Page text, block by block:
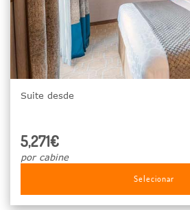
Suite desde
5,271€
por cabine
Selecionar